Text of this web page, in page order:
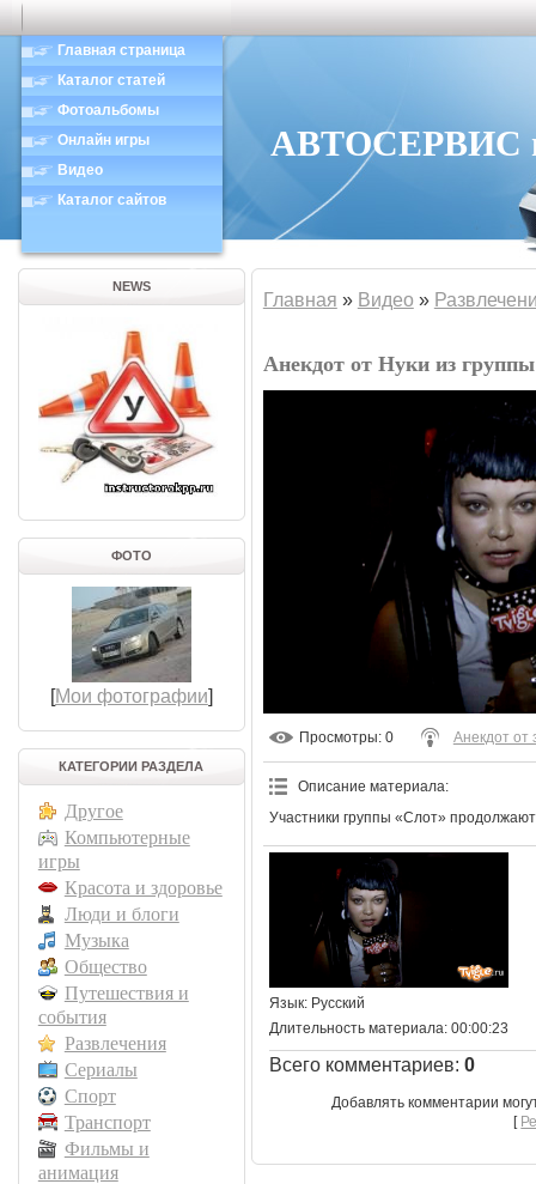
Главная страница
Каталог статей
Фотоальбомы
Онлайн игры
Видео
Каталог сайтов
АВТОСЕРВИС в
NEWS
ФОТО
[Мои фотографии]
КАТЕГОРИИ РАЗДЕЛА
Другое
Компьютерные
игры
Красота и здоровье
Люди и блоги
Музыка
Общество
Путешествия и
события
Развлечения
Сериалы
Спорт
Транспорт
Фильмы и
анимация
Главная » Видео »
Анекдот от Нуки из
Просмотры: 0 Анекдот от
Описание материала:
Участники группы «Слот»
Язык: Русский
Длительность материала: 00:00:23
Всего комментариев: 0
Добавлять комментарии
[